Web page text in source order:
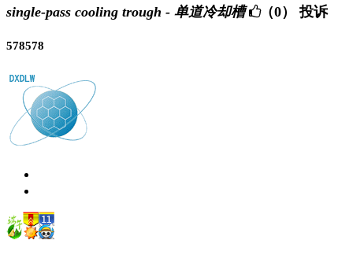
single-pass cooling trough - 单道冷却槽 （0） 投诉
578578